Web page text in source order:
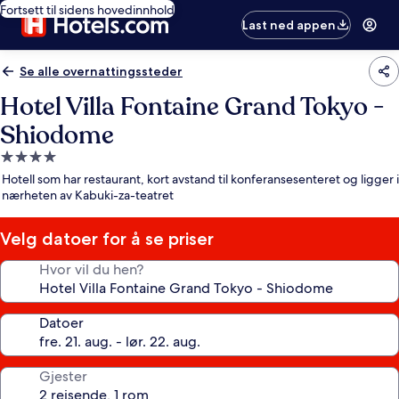
Fortsett til sidens hovedinnhold
Last ned appen
Se alle overnattingssteder
Hotel Villa Fontaine Grand Tokyo -
Shiodome
Overnattingssted
med
4.0
stjerner
Hotell som har restaurant, kort avstand til konferansesenteret og ligger i
nærheten av Kabuki-za-teatret
Velg datoer for å se priser
Hvor vil du hen?
Datoer
Gjester